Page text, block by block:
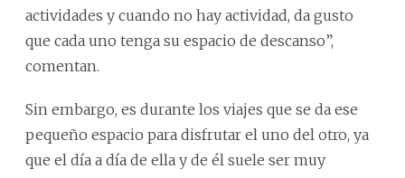
actividades y cuando no hay actividad, da gusto
que cada uno tenga su espacio de descanso”,
comentan.
Sin embargo, es durante los viajes que se da ese
pequeño espacio para disfrutar el uno del otro, ya
que el día a día de ella y de él suele ser muy